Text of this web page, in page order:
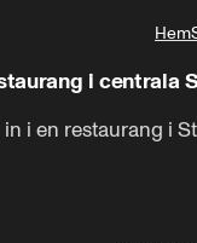
Hem
i centrala
i en restaurang i